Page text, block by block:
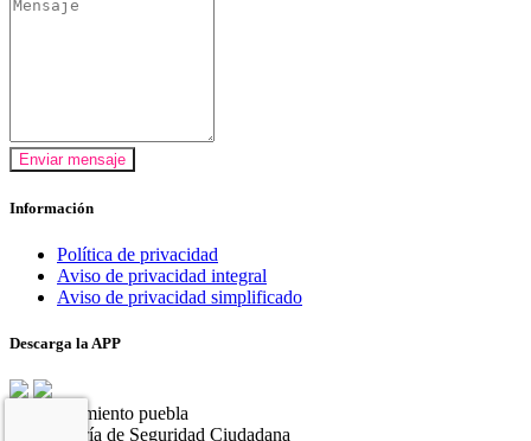
Enviar mensaje
Información
Política de privacidad
Aviso de privacidad integral
Aviso de privacidad simplificado
Descarga la APP